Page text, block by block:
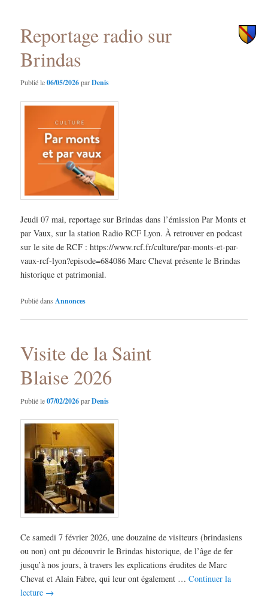
Reportage radio sur
Brindas
Publié le06/05/2026parDenis
Jeudi 07 mai, reportage sur Brindas dans l’émission Par Monts et
par Vaux, sur la station Radio RCF Lyon. À retrouver en podcast
sur le site de RCF : https://www.rcf.fr/culture/par-monts-et-par-
vaux-rcf-lyon?episode=684086 Marc Chevat présente le Brindas
historique et patrimonial.
Publié dans Annonces
Visite de la Saint
Blaise 2026
Publié le07/02/2026parDenis
Ce samedi 7 février 2026, une douzaine de visiteurs (brindasiens
ou non) ont pu découvrir le Brindas historique, de l’âge de fer
jusqu’à nos jours, à travers les explications érudites de Marc
Chevat et Alain Fabre, qui leur ont également …Continuer la
lecture →